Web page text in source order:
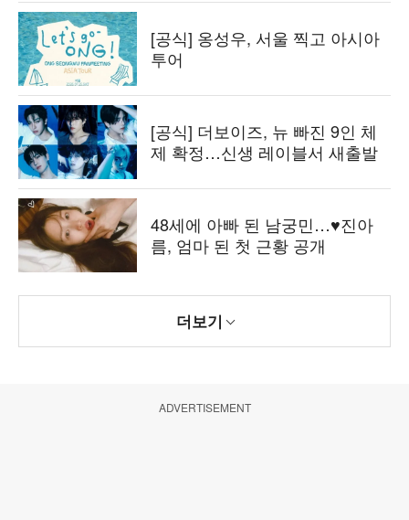
[공식] 옹성우, 서울 찍고 아시아
투어
[공식] 더보이즈, 뉴 빠진 9인 체
제 확정…신생 레이블서 새출발
48세에 아빠 된 남궁민…♥진아
름, 엄마 된 첫 근황 공개
더보기
ADVERTISEMENT